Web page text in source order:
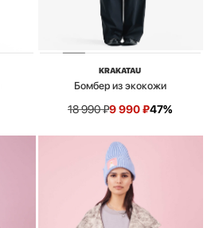
KRAKATAU
Бомбер из экокожи
18 990₽9 990₽47%